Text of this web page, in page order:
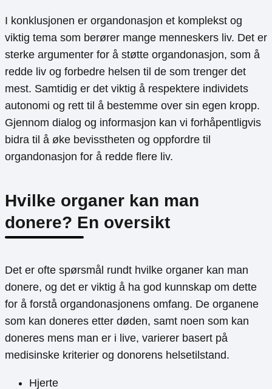
I konklusjonen er organdonasjon et komplekst og
viktig tema som berører mange menneskers liv. Det er
sterke argumenter for å støtte organdonasjon, som å
redde liv og forbedre helsen til de som trenger det
mest. Samtidig er det viktig å respektere individets
autonomi og rett til å bestemme over sin egen kropp.
Gjennom dialog og informasjon kan vi forhåpentligvis
bidra til å øke bevisstheten og oppfordre til
organdonasjon for å redde flere liv.
Hvilke organer kan man
donere? En oversikt
Det er ofte spørsmål rundt hvilke organer kan man
donere, og det er viktig å ha god kunnskap om dette
for å forstå organdonasjonens omfang. De organene
som kan doneres etter døden, samt noen som kan
doneres mens man er i live, varierer basert på
medisinske kriterier og donorens helsetilstand.
Hjerte